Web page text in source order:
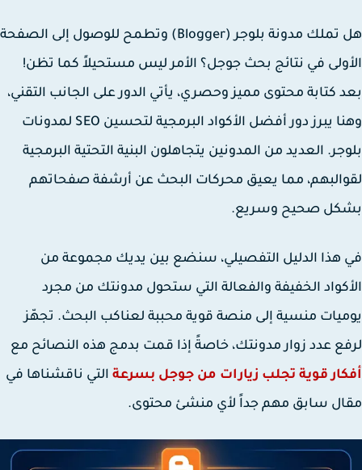
هل تملك مدونة بلوجر (Blogger) وتطمح للوصول إلى الصفحة
في نتائج بحث جوجل؟ الأمر ليس مستحيلاً كما تظن!
كتابة محتوى مميز وحصري، يأتي الدور على الجانب التقني،
يبرز دور
أفضل الأكواد البرمجية لتحسين SEO لمدونات
. العديد من المدونين يتجاهلون البنية التحتية البرمجية
مما يعيق محركات البحث عن أرشفة صفحاتهم
صحيح وسريع.
هذا الدليل التفصيلي، سنضع بين يديك مجموعة من
الخفيفة والفعالة التي ستحول مدونتك من مجرد
منسية إلى منصة قوية محببة لعناكب البحث. تجهّز
عدد زوار مدونتك، خاصةً إذا قمت بدمج هذه النصائح مع
قوية تجلب زيارات من جوجل بسرعةالتي ناقشناها في
سابق مهم جداً لأي منشئ محتوى.